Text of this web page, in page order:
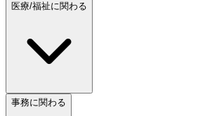
医療/福祉に関わる
事務に関わる